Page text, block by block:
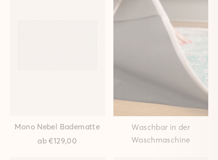
Mono Nebel Badematte
ab€129,00
Waschbar in der
Waschmaschine